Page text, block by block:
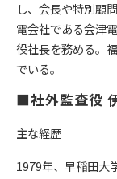
し、会長や特別顧
電会社である会津
役社長を務める。
でいる。
■社外監査役
主な経歴
1979年、早稲田大